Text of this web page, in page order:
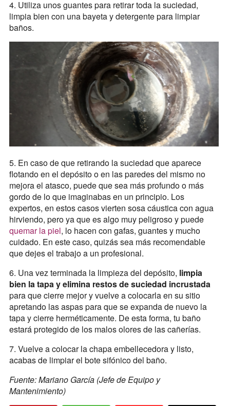
4. Utiliza unos guantes para retirar toda la suciedad,
limpia bien con una bayeta y detergente para limpiar
baños.
5. En caso de que retirando la suciedad que aparece
flotando en el depósito o en las paredes del mismo no
mejora el atasco, puede que sea más profundo o más
gordo de lo que imaginabas en un principio. Los
expertos, en estos casos vierten sosa cáustica con agua
hirviendo, pero ya que es algo muy peligroso y puede
quemar la piel, lo hacen con gafas, guantes y mucho
cuidado. En este caso, quizás sea más recomendable
que dejes el trabajo a un profesional.
6. Una vez terminada la limpieza del depósito, limpia
bien la tapa y elimina restos de suciedad incrustada
para que cierre mejor y vuelve a colocarla en su sitio
apretando las aspas para que se expanda de nuevo la
tapa y cierre herméticamente. De esta forma, tu baño
estará protegido de los malos olores de las cañerías.
7. Vuelve a colocar la chapa embellecedora y listo,
acabas de limpiar el bote sifónico del baño.
Fuente: Mariano García (Jefe de Equipo y
Mantenimiento)